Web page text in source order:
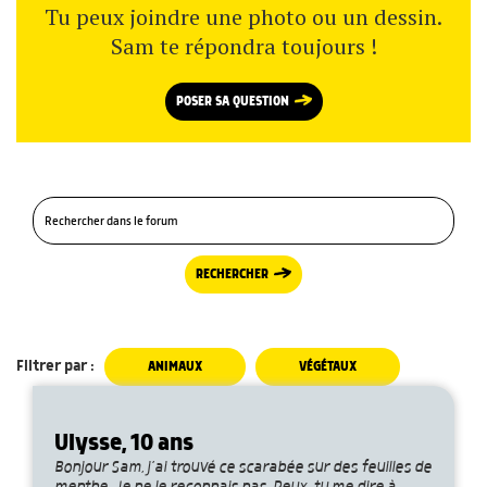
Tu peux joindre une photo ou un dessin.
Sam te répondra toujours !
POSER SA QUESTION
RECHERCHER
Filtrer par : ANIMAUX VÉGÉTAUX
Ulysse, 10 ans
Bonjour Sam, j’ai trouvé ce scarabée sur des feuilles de